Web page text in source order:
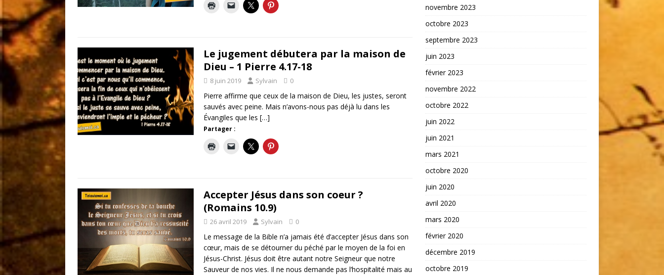
Le jugement débutera par la maison de
Dieu – 1 Pierre 4.17-18
8 juin 2019 Sylvain 0
Pierre affirme que ceux de la maison de Dieu, les justes, seront
sauvés avec peine. Mais n’avons-nous pas déjà lu dans les
Évangiles que les […]
Partager :
Accepter Jésus dans son coeur ?
(Romains 10.9)
26 avril 2019 Sylvain 0
Le message de la Bible n’a jamais été d’accepter Jésus dans son
cœur, mais de se détourner du péché par le moyen de la foi en
Jésus-Christ. Jésus doit être autant notre Seigneur que notre
Sauveur de nos vies. Il ne nous demande pas l’hospitalité mais au
novembre 2023
octobre 2023
septembre 2023
juin 2023
février 2023
novembre 2022
octobre 2022
juin 2022
juin 2021
mars 2021
octobre 2020
juin 2020
avril 2020
mars 2020
février 2020
décembre 2019
octobre 2019